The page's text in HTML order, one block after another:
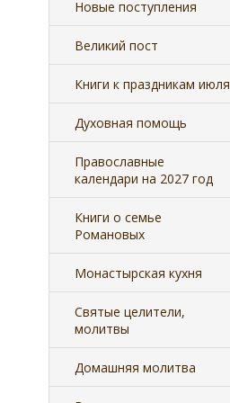
Новые поступления
Великий пост
Книги к праздникам июля
Духовная помощь
Православные
календари на 2027 год
Книги о семье
Романовых
Монастырская кухня
Святые целители,
молитвы
Домашняя молитва